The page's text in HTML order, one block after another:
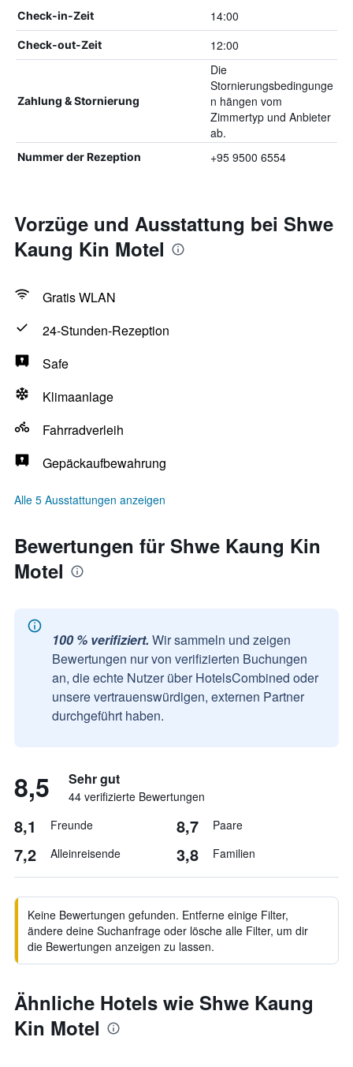
Check-in-Zeit 14:00
Check-out-Zeit 12:00
Zahlung & Stornierung
Die
Stornierungsbedingunge
n hängen vom
Zimmertyp und Anbieter
ab.
Nummer der Rezeption +95 9500 6554
Vorzüge und Ausstattung bei Shwe
Kaung Kin Motel
Gratis WLAN
24-Stunden-Rezeption
Safe
Klimaanlage
Fahrradverleih
Gepäckaufbewahrung
Alle 5 Ausstattungen anzeigen
Bewertungen für Shwe Kaung Kin
Motel
100 % verifiziert. Wir sammeln und zeigen
Bewertungen nur von verifizierten Buchungen
an, die echte Nutzer über HotelsCombined oder
unsere vertrauenswürdigen, externen Partner
durchgeführt haben.
8,5 Sehr gut
44 verifizierte Bewertungen
8,1 Freunde 8,7 Paare
7,2 Alleinreisende 3,8 Familien
Keine Bewertungen gefunden. Entferne einige Filter,
ändere deine Suchanfrage oder lösche alle Filter, um dir
die Bewertungen anzeigen zu lassen.
Ähnliche Hotels wie Shwe Kaung
Kin Motel